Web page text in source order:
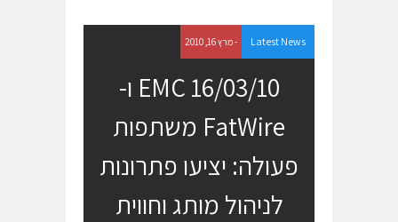
l
e
N
Latest News - מרץ 16, 2010
16/03/10 EMC ו-
FatWire משתפות
פעולה: יציעו פתרונות
לניהול מותג וחווית